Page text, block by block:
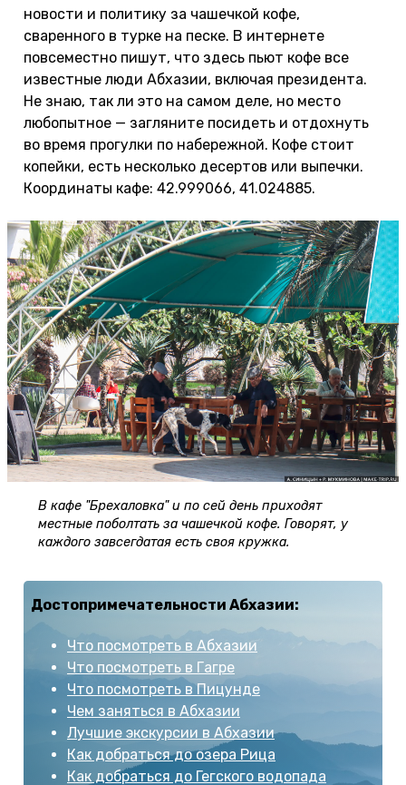
новости и политику за чашечкой кофе,
сваренного в турке на песке. В интернете
повсеместно пишут, что здесь пьют кофе все
известные люди Абхазии, включая президента.
Не знаю, так ли это на самом деле, но место
любопытное — загляните посидеть и отдохнуть
во время прогулки по набережной. Кофе стоит
копейки, есть несколько десертов или выпечки.
Координаты кафе: 42.999066, 41.024885.
В кафе "Брехаловка" и по сей день приходят
местные поболтать за чашечкой кофе. Говорят, у
каждого завсегдатая есть своя кружка.
Достопримечательности Абхазии:
Что посмотреть в Абхазии
Что посмотреть в Гагре
Что посмотреть в Пицунде
Чем заняться в Абхазии
Лучшие экскурсии в Абхазии
Как добраться до озера Рица
Как добраться до Гегского водопада